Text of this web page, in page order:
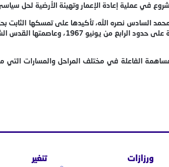
في عملية إعادة الإعمار وتهيئة الأرضية لحل
السادس نصره الله، تأكيدها على تمسكها
إقامة دولة فلسطينية مستقلة ذات
الفاعلة في مختلف المراحل والمسارات
ورزازات تنغير